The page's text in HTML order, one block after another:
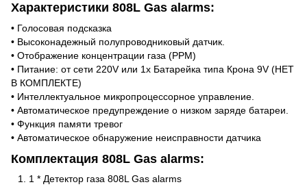
Характеристики 808L Gas alarms:
• Голосовая подсказка
• Высоконадежный полупроводниковый датчик.
• Отображение концентрации газа (PPM)
• Питание: от сети 220V или 1х Батарейка типа Крона 9V (НЕТ
В КОМПЛЕКТЕ)
• Интеллектуальное микропроцессорное управление.
• Автоматическое предупреждение о низком заряде батареи.
• Функция памяти тревог
• Автоматическое обнаружение неисправности датчика
Комплектация 808L Gas alarms:
1 * Детектор газа 808L Gas alarms